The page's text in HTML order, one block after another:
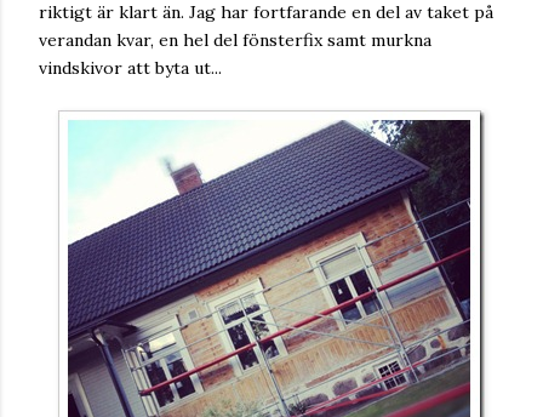
riktigt är klart än. Jag har fortfarande en del av taket på
verandan kvar, en hel del fönsterfix samt murkna
vindskivor att byta ut...